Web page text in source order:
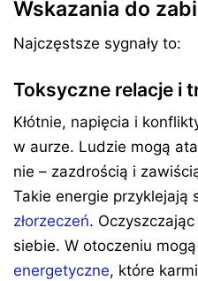
Wskazania do
Najczęstsze sygnały to:
Toksyczne relacje i
Kłótnie, napięcia i
w aurze. Ludzie mogą
nie – zazdrością i
Takie energie przyklejają
złorzeczeń.
siebie. W otoczeniu
energetyczne, które